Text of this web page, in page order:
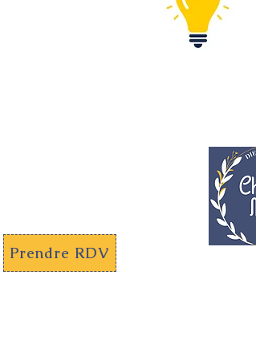
Prendre RDV